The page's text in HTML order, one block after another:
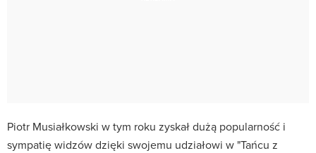
Piotr Musiałkowski w tym roku zyskał dużą popularność i
sympatię widzów dzięki swojemu udziałowi w "Tańcu z